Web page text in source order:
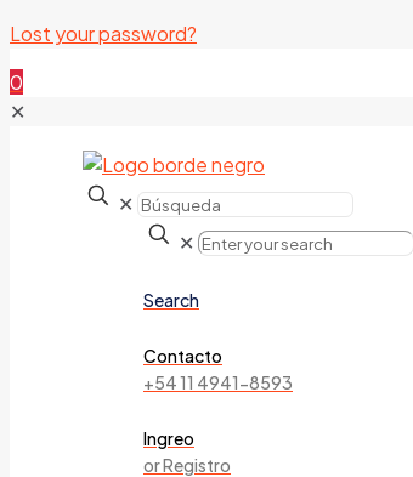
Lost your password?
0
✕
✕
✕
Search
Contacto
+54 11 4941-8593
Ingreo
or Registro